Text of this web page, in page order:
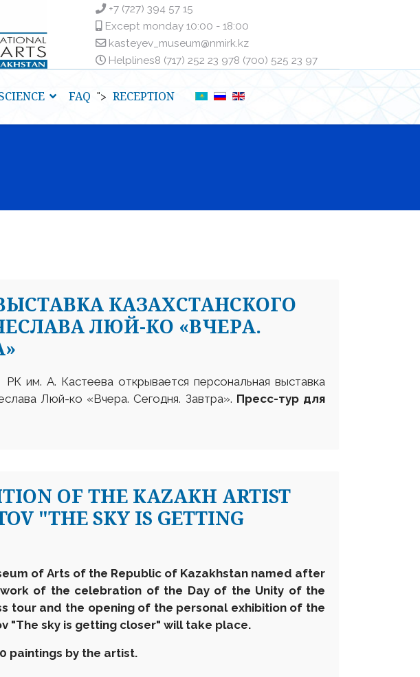
+7 (727) 394 57 15
Except monday 10:00 - 18:00
kasteyev_museum@nmirk.kz
Helplinesㅤ8 (717) 252 23 97ㅤㅤ8 (700) 525 23 97
FAQ "> RECEPTION
КАЗАХСТАНСКОГО
ЛЮЙ-КО «ВЧЕРА.
им. А. Кастеева открывается персональная выставка
Люй-ко «Вчера. Сегодня. Завтра». Пресс-тур для
OF THE KAZAKH ARTIST
"THE SKY IS GETTING
of Arts of the Republic of Kazakhstan named after
of the celebration of the Day of the Unity of the
tour and the opening of the personal exhibition of the
"The sky is getting closer" will take place.
paintings by the artist.